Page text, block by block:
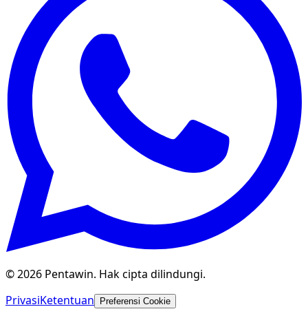
© 2026 Pentawin. Hak cipta dilindungi.
PrivasiKetentuan Preferensi Cookie